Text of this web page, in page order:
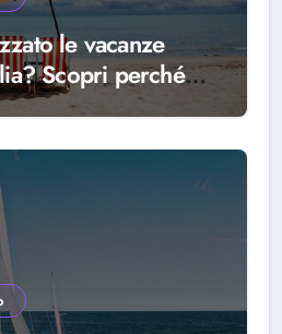
le vacanze
Scopri perché